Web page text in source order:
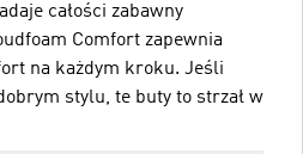
całości zabawny
Comfort zapewnia
na każdym kroku. Jeśli
stylu, te buty to strzał w